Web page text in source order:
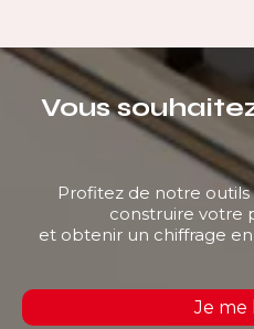
Vous
Profitez de notre
construire votre
et obtenir un chiffrage
Je me